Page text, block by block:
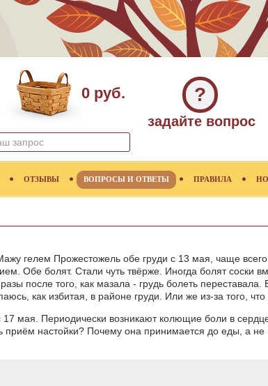
0 руб. ?
задайте вопрос
ОТЗЫВЫ ВОПРОСЫ И ОТВЕТЫ ПРАВИЛА
гелем Прожестожель обе груди с 13 мая, чаще
Обе болят. Стали чуть твёрже. Иногда болят соски
после того, как мазала - грудь болеть переставала.
как избитая, в районе груди. Или же из-за того, что
мая. Периодически возникают колющие боли в
приём настойки? Почему она принимается до еды, а